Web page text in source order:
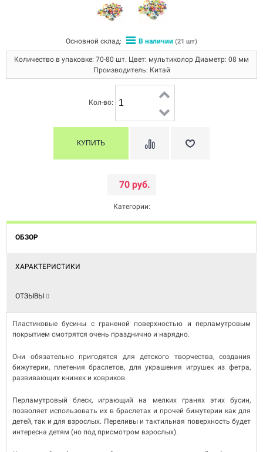
Основной склад: В наличии (21 шт)
Количество в упаковке: 70-80 шт. Цвет: мультиколор Диаметр: 08 мм
Производитель: Китай
Кол-во:
70 руб.
Категории:
ОБЗОР
ХАРАКТЕРИСТИКИ
ОТЗЫВЫ 0
Пластиковые бусины с граненой поверхностью и перламутровым
покрытием смотрятся очень празднично и нарядно.
Они обязательно пригодятся для детского творчества, создания
бижутерии, плетения браслетов, для украшения игрушек из фетра,
развивающих книжек и ковриков.
Перламутровый блеск, играющий на мелких гранях этих бусин,
позволяет использовать их в браслетах и прочей бижутерии как для
детей, так и для взрослых. Переливы и тактильная поверхность будет
интересна детям (но под присмотром взрослых).